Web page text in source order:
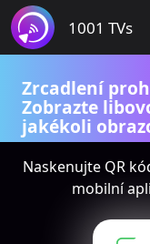
1001 TVs
Zrcadlení
Zobrazte
jakékoli
Naskenujte QR
mobilní